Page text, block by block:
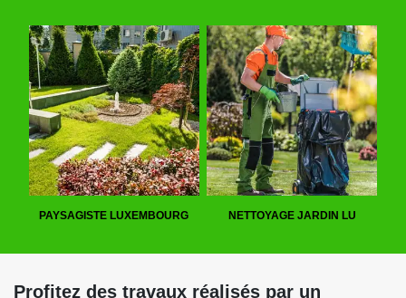
PAYSAGISTE LUXEMBOURG NETTOYAGE JARDIN LU
Profitez des travaux réalisés par un